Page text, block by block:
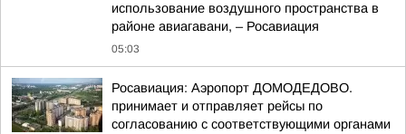
использование воздушного пространства в
районе авиагавани, – Росавиация
05:03
Росавиация: Аэропорт ДОМОДЕДОВО.
принимает и отправляет рейсы по
согласованию с соответствующими органами